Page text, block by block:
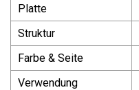
Platte
Struktur
Farbe & Seite
Verwendung